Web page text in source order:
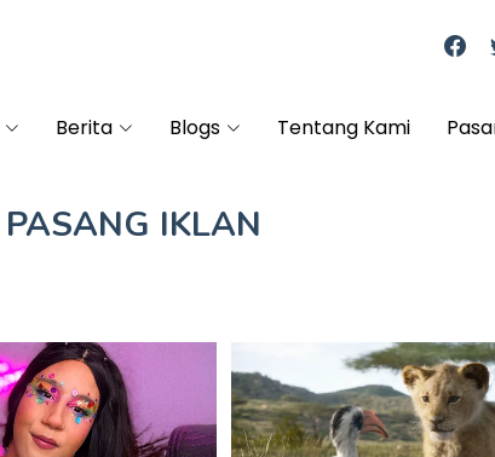
Berita Blogs Tentang Kami
PASANG IKLAN